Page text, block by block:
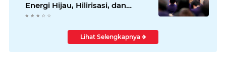
Energi Hijau, Hilirisasi, dan
Diplomasi Ekonomi
Lihat Selengkapnya